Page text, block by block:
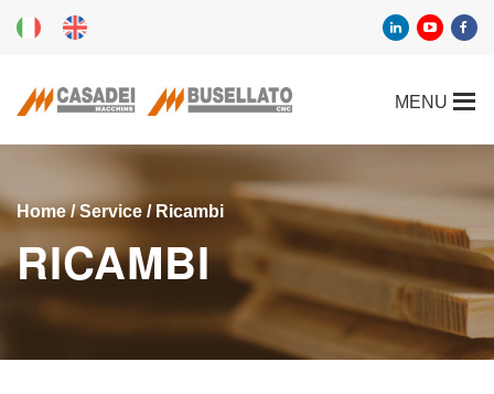
Home/Service/ Ricambi
RICAMBI